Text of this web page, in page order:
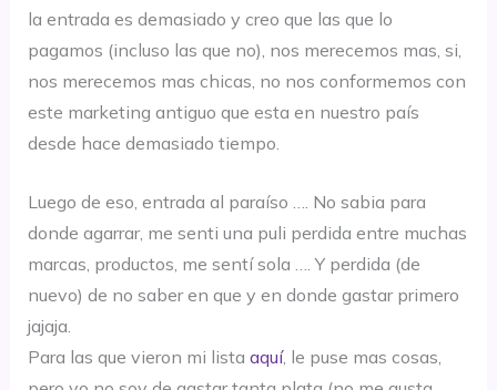
la entrada es demasiado y creo que las que lo
pagamos (incluso las que no), nos merecemos mas, si,
nos merecemos mas chicas, no nos conformemos con
este marketing antiguo que esta en nuestro país
desde hace demasiado tiempo.
Luego de eso, entrada al paraíso …. No sabia para
donde agarrar, me senti una puli perdida entre muchas
marcas, productos, me sentí sola …. Y perdida (de
nuevo) de no saber en que y en donde gastar primero
jajaja.
Para las que vieron mi lista aquí, le puse mas cosas,